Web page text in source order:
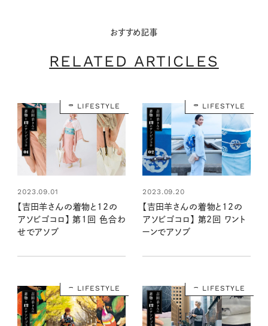
おすすめ記事
RELATED ARTICLES
LIFESTYLE
2023.09.01
【吉田羊さんの着物と12の
アソビゴコロ】 第1回 色合わ
せでアソブ
LIFESTYLE
2023.09.20
【吉田羊さんの着物と12の
アソビゴコロ】 第2回 ワント
ーンでアソブ
LIFESTYLE LIFESTYLE